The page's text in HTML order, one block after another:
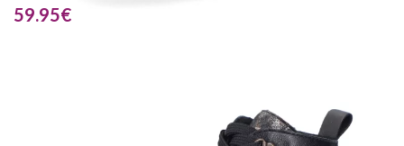
59.95€